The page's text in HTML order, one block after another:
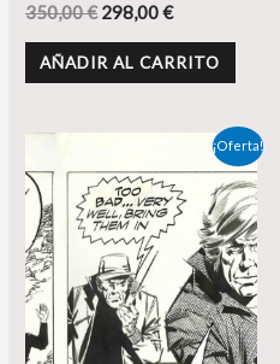
350,00€ 298,00€
AÑADIR AL CARRITO
¡Oferta!
original
era:
350,00 €.
precio
actual
es:
295,00 €.